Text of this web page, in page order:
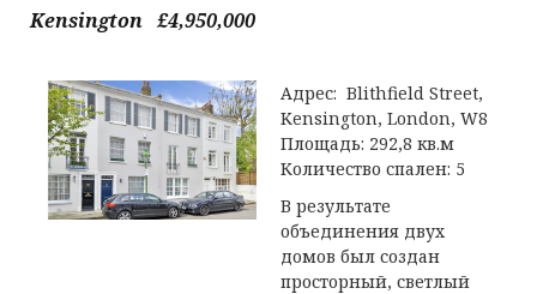
Kensington £4,950,000
Адрес: Blithfield Street,
Kensington, London, W8
Площадь: 292,8 кв.м
Количество спален: 5
В результате
объединения двух
домов был создан
просторный, светлый